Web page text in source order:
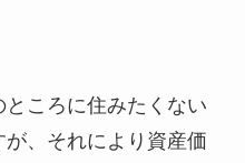
ころに住みたくない
、それにより資産価